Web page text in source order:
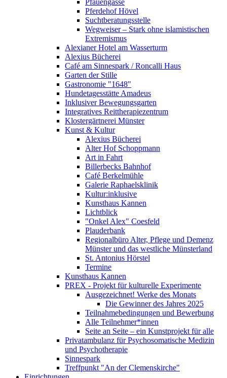
Pfauengasse
Pferdehof Hövel
Suchtberatungsstelle
Wegweiser – Stark ohne islamistischen
Extremismus
Alexianer Hotel am Wasserturm
Alexius Bücherei
Café am Sinnespark / Roncalli Haus
Garten der Stille
Gastronomie "1648"
Hundetagesstätte Amadeus
Inklusiver Bewegungsgarten
Integratives Reittherapiezentrum
Klostergärtnerei Münster
Kunst & Kultur
Alexius Bücherei
Alter Hof Schoppmann
Art in Fahrt
Billerbecks Bahnhof
Café Berkelmühle
Galerie Raphaelsklinik
Kultur:inklusive
Kunsthaus Kannen
Lichtblick
"Onkel Alex" Coesfeld
Plauderbank
Regionalbüro Alter, Pflege und Demenz
Münster und das westliche Münsterland
St. Antonius Hörstel
Termine
Kunsthaus Kannen
PREX - Projekt für kulturelle Experimente
Ausgezeichnet! Werke des Monats
Die Gewinner des Jahres 2025
Teilnahmebedingungen und Bewerbung
Alle Teilnehmer*innen
Seite an Seite – ein Kunstprojekt für alle
Privatambulanz für Psychosomatische Medizin
und Psychotherapie
Sinnespark
Treffpunkt "An der Clemenskirche"